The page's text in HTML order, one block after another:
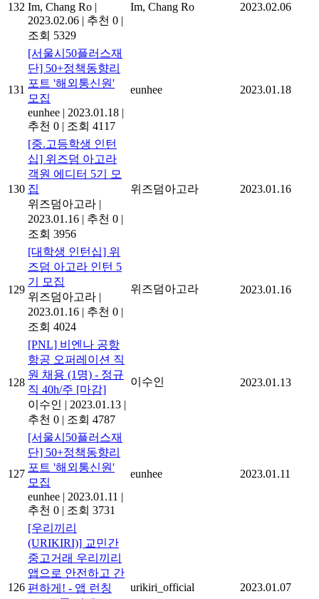
132 Im, Chang Ro |
2023.02.06 | 추천 0 |
조회 5329
Im, Chang Ro 2023.02.06
131
[서울시50플러스재
단] 50+정책동향리
포트 '해외통신원'
모집
eunhee | 2023.01.18 |
추천 0 | 조회 4117
eunhee 2023.01.18
130
[중.고등학생 인턴
십] 위즈덤 아고라
객원 에디터 5기 모
집
위즈덤아고라 |
2023.01.16 | 추천 0 |
조회 3956
위즈덤아고라 2023.01.16
129
[대학생 인턴십] 위
즈덤 아고라 인턴 5
기 모집
위즈덤아고라 |
2023.01.16 | 추천 0 |
조회 4024
위즈덤아고라 2023.01.16
128
[PNL] 비엔나 공항
항공 오퍼레이션 직
원 채용 (1명) - 정규
직 40h/주 [마감]
이수인 | 2023.01.13 |
추천 0 | 조회 4787
이수인 2023.01.13
127
[서울시50플러스재
단] 50+정책동향리
포트 '해외통신원'
모집
eunhee | 2023.01.11 |
추천 0 | 조회 3731
eunhee 2023.01.11
126
[우리끼리
(URIKIRI)] 교민간
중고거래 우리끼리
앱으로 안전하고 간
편하게! - 앱 런칭
urikiri_official 2023.01.07